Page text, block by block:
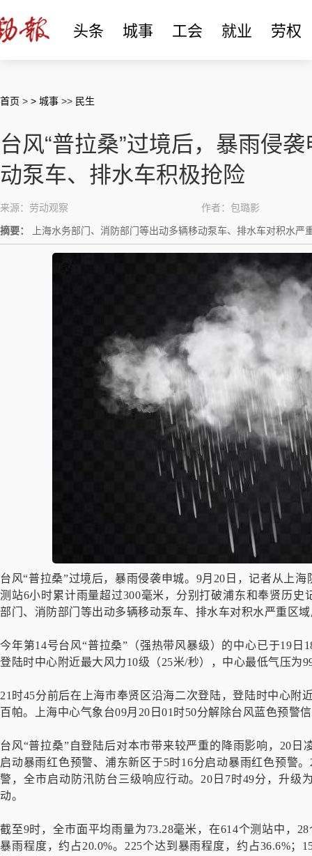
头条 城事 工会 就业 劳权
首页 > > 城事 >> 民生
台风“普拉桑”过境后，暴雨侵
动泵车、排水车积极抢险
来源：劳动观察 作者：包璐影
摘要： 上海水务部门、消防部门等出动多辆移动泵车、排水车对积水严
台风“普拉桑”过境后，暴雨侵袭申城。9月20日，记者从上
测站6小时累计雨量超过300毫米，分别打破浦东和奉贤历
部门、消防部门等出动多辆移动泵车、排水车对积水严重区
今年第14号台风“普拉桑”（强热带风暴级）的中心已于19
登陆时中心附近最大风力10级（25米/秒），中心最低气压为
21时45分前后在上海市奉贤区沿海二次登陆，登陆时中心附
百帕。上海中心气象台09月20日01时50分解除台风蓝色预警
台风“普拉桑”自登陆后对本市带来较严重的降雨影响，20日
启动暴雨红色预警、浦东新区于5时16分启动暴雨红色预警
警，全市启动防汛防台三级响应行动。20日7时49分，升级
动。
截至9时，全市面平均雨量为73.28毫米，在614个测站中，
暴雨程度，约占20.0%。225个达到暴雨程度，约占36.6%；